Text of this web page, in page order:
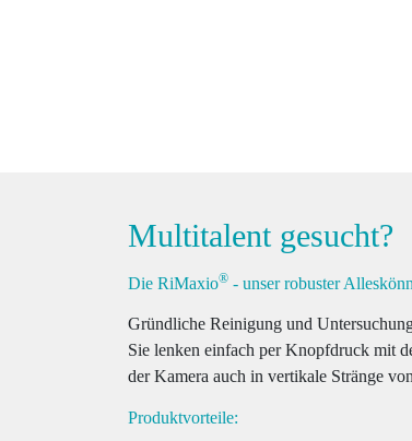
Multi­talent gesucht?
Die RiMaxio® - unser robuster
Gründliche Reinigung und
Sie lenken einfach per Knopfdruck mit
der Kamera auch in vertikale Stränge
Produkt­vor­teile: